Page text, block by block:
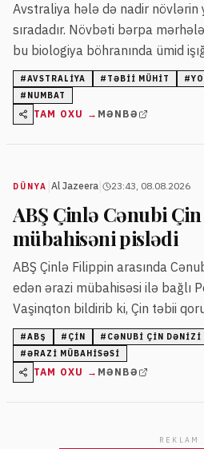
Avstraliya hələ də nadir növlərin
sıradadır. Növbəti bərpa
bu biologiya böhranında ümid
#AVSTRALIYA # TƏBII MÜHIT #
# NUMBAT
TAM OXU → MƏNBƏ
DÜNYA Al Jazeera 23:43, 08.08.2026
ABŞ Çinlə Cənubi
mübahisəni pislədi
ABŞ Çinlə Filippin arasında
edən ərazi mübahisəsi ilə bağlı
Vaşinqton bildirib ki, Çin təbii
ərazidə ərazi tələblərini irəli
#ABŞ # ÇIN # CƏNUBI ÇIN DƏNIZI
#ƏRAZI MÜBAHISƏSI
TAM OXU → MƏNBƏ
REKLAM